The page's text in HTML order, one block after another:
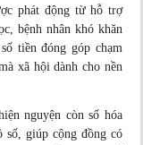
phát động từ hỗ trợ
bệnh nhân khó khăn
tiền đóng góp chạm
xã hội dành cho nền
nguyện còn số hóa
số, giúp cộng đồng có